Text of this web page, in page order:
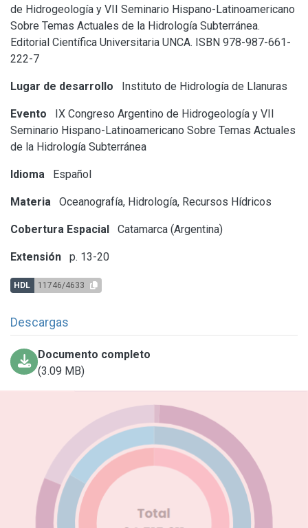
de Hidrogeología y VII Seminario Hispano-Latinoamericano
Sobre Temas Actuales de la Hidrología Subterránea.
Editorial Científica Universitaria UNCA. ISBN 978-987-661-
222-7
Lugar de desarrollo Instituto de Hidrología de Llanuras
Evento
IX Congreso Argentino de Hidrogeología y VII
Seminario Hispano-Latinoamericano Sobre Temas Actuales
de la Hidrología Subterránea
Idioma Español
Materia Oceanografía, Hidrología, Recursos Hídricos
Cobertura Espacial Catamarca (Argentina)
Extensión p. 13-20
HDL 11746/4633
Descargas
Documento completo
(3.09 MB)